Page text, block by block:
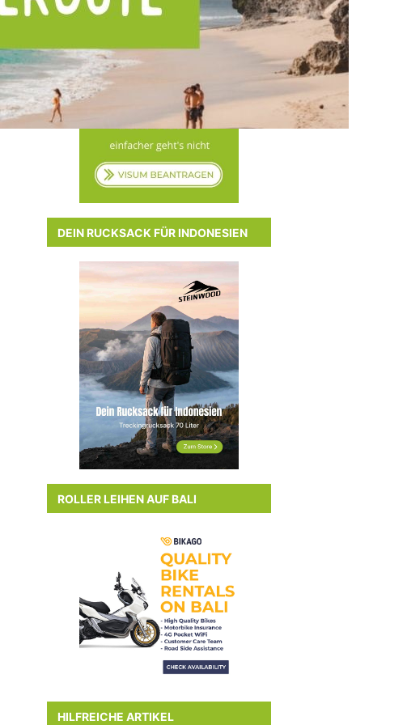
DEIN RUCKSACK FÜR INDONESIEN
ROLLER LEIHEN AUF BALI
HILFREICHE ARTIKEL